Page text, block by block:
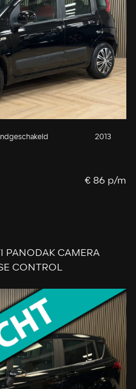
2013
€ 86 p/m
PANODAK CAMERA
CONTROL